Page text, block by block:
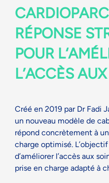
CARDIOPARC
RÉPONSE
POUR L‘
L’ACCÈS
Créé en 2019 par Dr Fadi
un nouveau modèle de
répond concrètement à
charge optimisé.
d’améliorer l’accès aux
prise en charge adapté à